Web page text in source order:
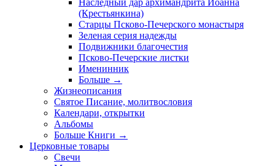
Наследный дар архимандрита Иоанна
(Крестьянкина)
Старцы Псково-Печерского монастыря
Зеленая серия надежды
Подвижники благочестия
Псково-Печерские листки
Именинник
Больше →
Жизнеописания
Святое Писание, молитвословия
Календари, открытки
Альбомы
Больше Книги →
Церковные товары
Свечи